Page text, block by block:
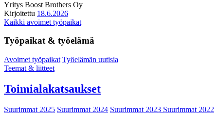
Yritys Boost Brothers Oy
Kirjoitettu 18.6.2026
Kaikki avoimet työpaikat
Työpaikat & työelämä
Avoimet työpaikat Työelämän uutisia
Teemat & liitteet
Toimialakatsaukset
Suurimmat 2025 Suurimmat 2024 Suurimmat 2023 Suurimmat 2022